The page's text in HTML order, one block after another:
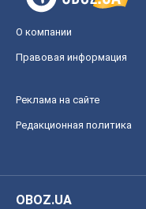
О компании
Правовая информация
Реклама на сайте
Редакционная политика
OBOZ.UA